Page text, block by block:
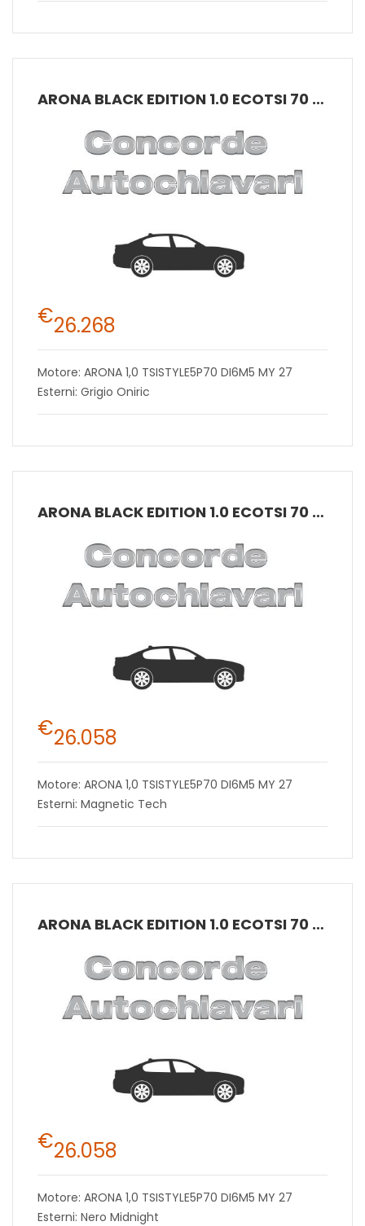
ARONA BLACK EDITION 1.0 ECOTSI 70 KW (95 CV) BENZINA MANUALE 5 MARCE 2WD
€26.268
Motore: ARONA 1,0 TSISTYLE5P70 DI6M5 MY 27
Esterni: Grigio Oniric
ARONA BLACK EDITION 1.0 ECOTSI 70 KW (95 CV) BENZINA MANUALE 5 MARCE 2WD
€26.058
Motore: ARONA 1,0 TSISTYLE5P70 DI6M5 MY 27
Esterni: Magnetic Tech
ARONA BLACK EDITION 1.0 ECOTSI 70 KW (95 CV) BENZINA MANUALE 5 MARCE 2WD
€26.058
Motore: ARONA 1,0 TSISTYLE5P70 DI6M5 MY 27
Esterni: Nero Midnight